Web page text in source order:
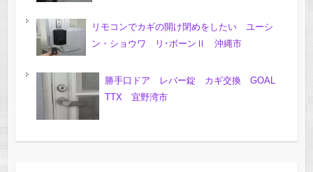
リモコンでカギの開け閉めをしたい ユーシ
ン・ショウワ リ･ボーンⅡ 沖縄市
勝手口ドア レバー錠 カギ交換 GOAL
TTX 宜野湾市